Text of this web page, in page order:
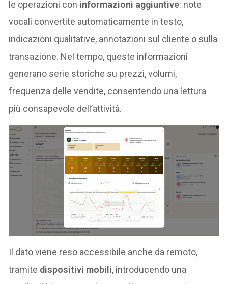
le operazioni con informazioni aggiuntive: note
vocali convertite automaticamente in testo,
indicazioni qualitative, annotazioni sul cliente o sulla
transazione. Nel tempo, queste informazioni
generano serie storiche su prezzi, volumi,
frequenza delle vendite, consentendo una lettura
più consapevole dell’attività.
Il dato viene reso accessibile anche da remoto,
tramite dispositivi mobili, introducendo una